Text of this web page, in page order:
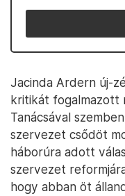
Jacinda Ardern új-
kritikát fogalmazott
Tanácsával
szervezet csődöt
háborúra adott
szervezet
hogy abban öt